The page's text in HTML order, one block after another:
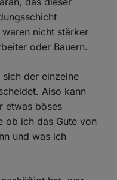
nicht stärker
oder Bauern.
der einzelne
Also kann
etwas böses
ob ich das Gute von
und was ich